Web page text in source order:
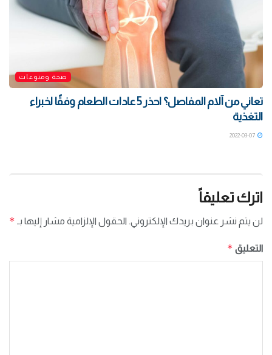
صحة ومنوعات
تعاني من آلام المفاصل؟ احذر 5 عادات الطعام وفقًا لخبراء
التغذية
اترك تعليقاً
لن يتم نشر عنوان بريدك الإلكتروني. الحقول الإلزامية مشار إليها بـ *
التعليق *